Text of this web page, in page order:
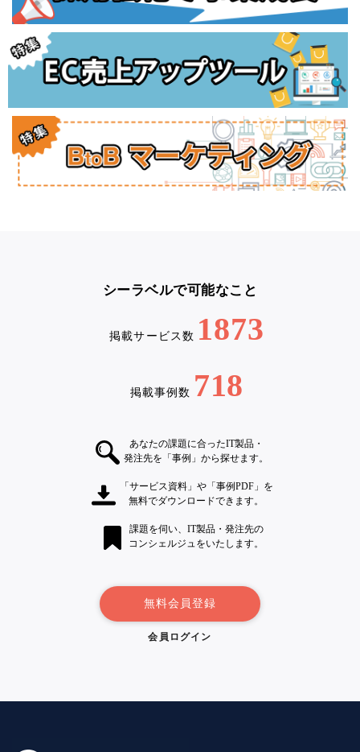
シーラベルで可能なこと
掲載サービス数 1873
掲載事例数 718
あなたの課題に合ったIT製品・
発注先を「事例」から探せます。
「サービス資料」や「事例PDF」を
無料でダウンロードできます。
課題を伺い、IT製品・発注先の
コンシェルジュをいたします。
無料会員登録
会員ログイン